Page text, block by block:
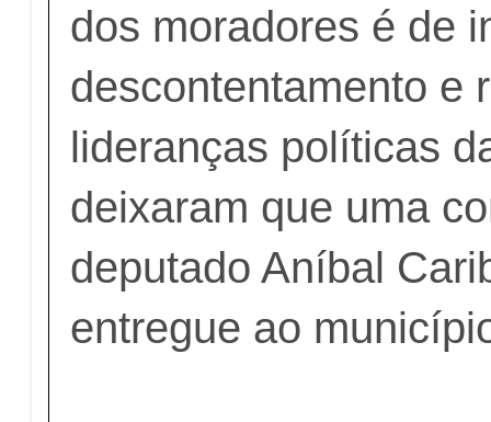
dos moradores é de
descontentamento e
lideranças políticas
deixaram que uma
deputado Aníbal
entregue ao